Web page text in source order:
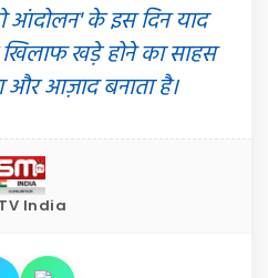
आंदोलन' के इस दिन याद
खड़े होने का साहस
और आज़ाद बनाता है।
India